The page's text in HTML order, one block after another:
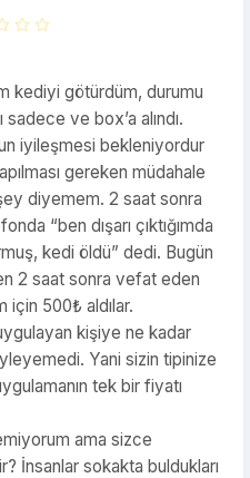
kediyi götürdüm, durumu
ve box’a alındı.
iyileşmesi bekleniyordur
gereken müdahale
şey diyemem. 2 saat sonra
“ben dışarı çıktığımda
kedi öldü” dedi. Bugün
2 saat sonra vefat eden
için 500₺ aldılar.
kişiye ne kadar
Yani sizin tipinize
tek bir fiyatı
ama sizce
İnsanlar sokakta buldukları